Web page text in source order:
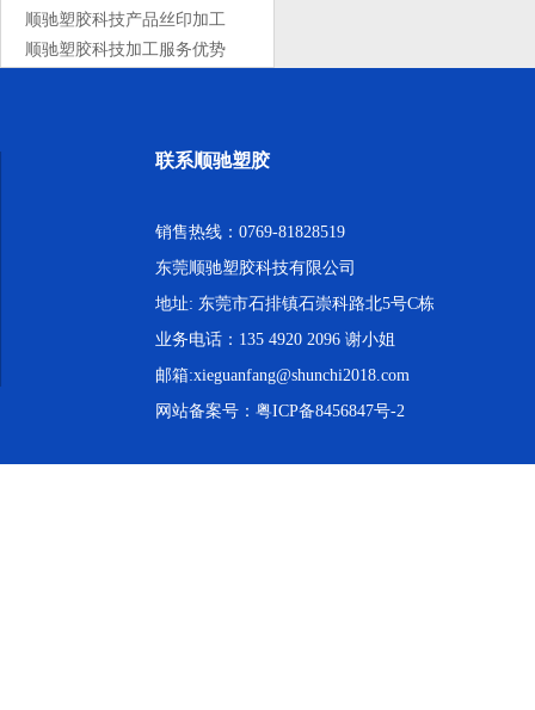
顺驰塑胶科技产品丝印加工
服务
顺驰塑胶科技加工服务优势
联系顺驰塑胶
销售热线：0769-81828519
东莞顺驰塑胶科技有限公司
地址: 东莞市石排镇石崇科路北5号C栋
业务电话：135 4920 2096 谢小姐
邮箱:xieguanfang@shunchi2018.com
网站备案号： 粤ICP备8456847号-2